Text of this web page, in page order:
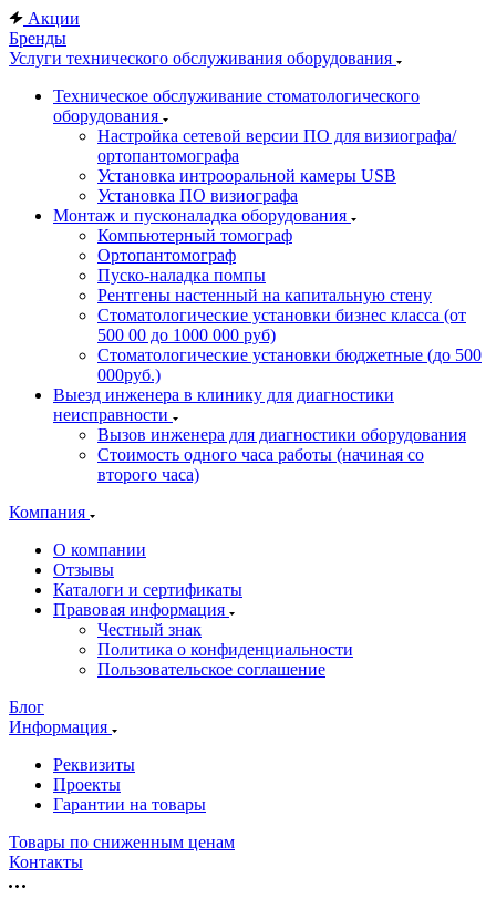
Акции
Бренды
Услуги технического обслуживания оборудования
Техническое обслуживание стоматологического
оборудования
Настройка сетевой версии ПО для визиографа/
ортопантомографа
Установка интрооральной камеры USB
Установка ПО визиографа
Монтаж и пусконаладка оборудования
Компьютерный томограф
Ортопантомограф
Пуско-наладка помпы
Рентгены настенный на капитальную стену
Стоматологические установки бизнес класса (от
500 00 до 1000 000 руб)
Стоматологические установки бюджетные (до 500
000руб.)
Выезд инженера в клинику для диагностики
неисправности
Вызов инженера для диагностики оборудования
Стоимость одного часа работы (начиная со
второго часа)
Компания
О компании
Отзывы
Каталоги и сертификаты
Правовая информация
Честный знак
Политика о конфиденциальности
Пользовательское соглашение
Блог
Информация
Реквизиты
Проекты
Гарантии на товары
Товары по сниженным ценам
Контакты